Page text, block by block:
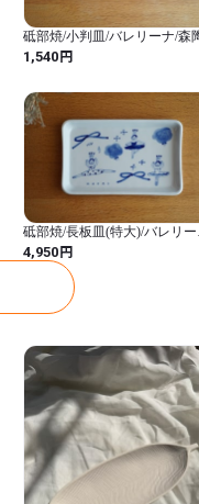
砥部焼/小判皿/バレリーナ/森
kaori
1,540円
砥部焼/長板皿(特大)/バレリー
森陶房kaori
4,950円